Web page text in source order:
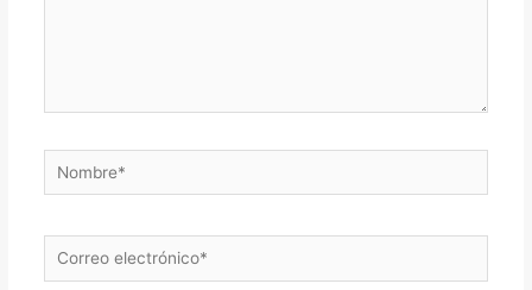
Nombre*
Correo
electrónico*